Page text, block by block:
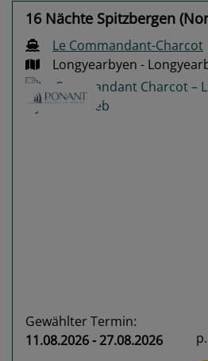
16 Nächte Spitzbergen
Le Commandant-Charcot
Longyearbyen -
Gewählter Termin:
11.08.2026 - 27.08.2026